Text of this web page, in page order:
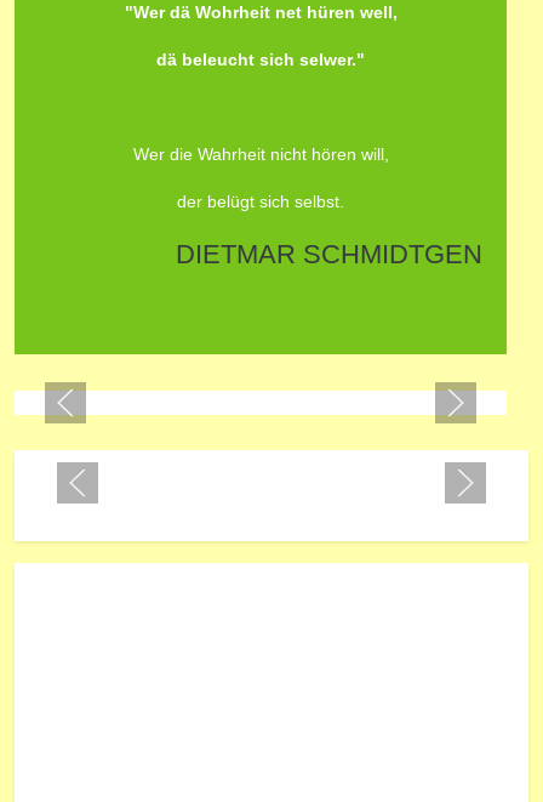
"Wer dä Wohrheit net hüren well,
dä beleucht sich selwer."
Wer die Wahrheit nicht hören will,
der belügt sich selbst.
DIETMAR SCHMIDTGEN